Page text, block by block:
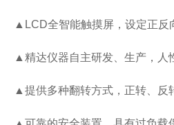
▲ LCD全智能触摸屏，设定正反
▲ 精达仪器自主研发、生产，人
▲ 提供多种翻转方式，正转、反